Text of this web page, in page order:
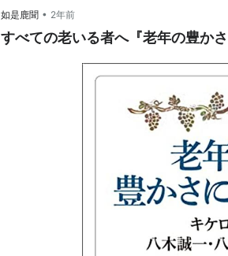
如是鹿聞 • 2年前
すべての老いる者へ『老年の豊か